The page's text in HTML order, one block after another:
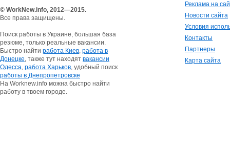
© WorkNew.info, 2012—2015.
Все права защищены.
Поиск работы в Украине, большая база
резюме, только реальные вакансии.
Быстро найти работа Киев, работа в
Донецке, также тут находят вакансии
Одесса, работа Харьков, удобный поиск
работы в Днепропетровске
На Worknew.info можна быстро найти
работу в твоем городе.
Реклама на
Новости сайта
Условия
Контакты
Партнеры
Карта сайта